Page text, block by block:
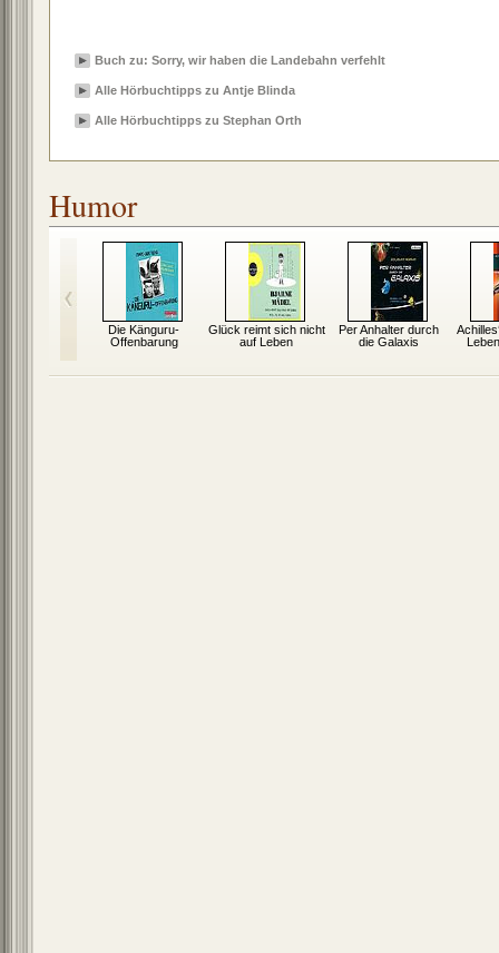
Buch zu: Sorry, wir haben die Landebahn verfehlt
Alle Hörbuchtipps zu Antje Blinda
Alle Hörbuchtipps zu Stephan Orth
Humor
Die Känguru-
Offenbarung
Glück reimt sich nicht
auf Leben
Per Anhalter durch
die Galaxis